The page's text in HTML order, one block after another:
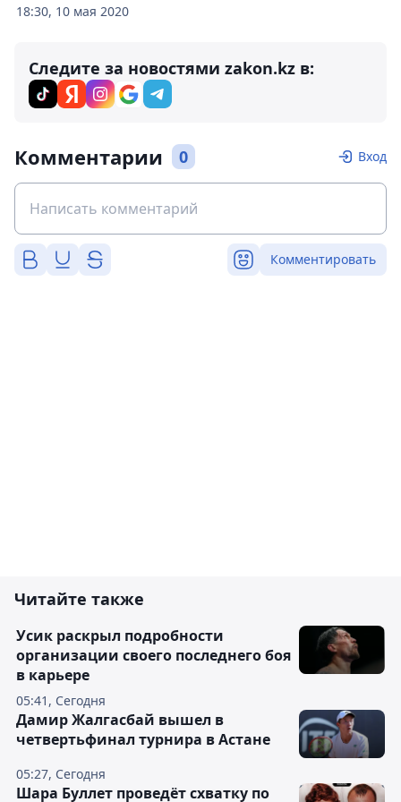
18:30, 10 мая 2020
Следите за новостями zakon.kz в:
Комментарии 0 Вход
Комментировать
Читайте также
05:41, Сегодня
Усик раскрыл подробности
организации своего последнего боя
в карьере
05:27, Сегодня
Дамир Жалгасбай вышел в
четвертьфинал турнира в Астане
Шара Буллет проведёт схватку по